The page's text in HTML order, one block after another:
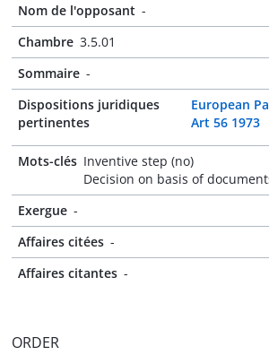
Nom de l'opposant -
Chambre 3.5.01
Sommaire -
Dispositions juridiques
pertinentes
European
Art 56 1973
Mots-clés Inventive step (no)
Decision on basis of
Exergue -
Affaires citées -
Affaires citantes -
ORDER